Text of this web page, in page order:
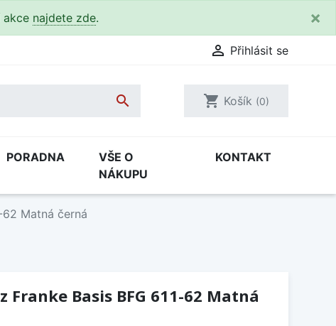
akce najdete zde. ×
 Přihlásit se
 shopping_cart Košík (0)
PORADNA
VŠE O
NÁKUPU
KONTAKT
62 Matná černá
Franke Basis BFG 611-62 Matná